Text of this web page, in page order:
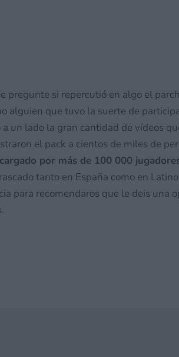
pregunte si repercutió en algo el
alguien que tuvo la suerte de
un lado la gran cantidad de vídeos
el pack a cientos de miles de
por más de 100 000
tanto en España como en
para recomendaros que le deis una